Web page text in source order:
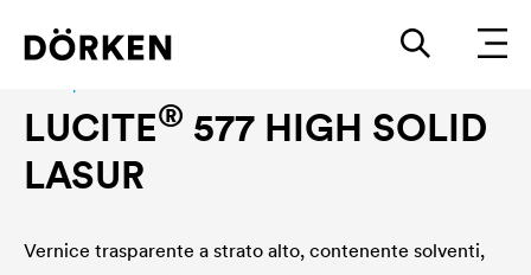
LUCITE® 577 HIGH SOLID
LASUR
Vernice trasparente a strato alto, contenente solventi,